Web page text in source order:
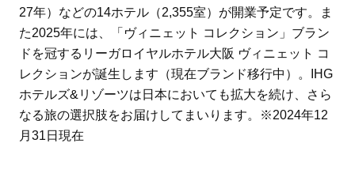
27年）などの14ホテル（2,355室）が開業予定です。ま
た2025年には、「ヴィニェット コレクション」ブラン
ドを冠するリーガロイヤルホテル大阪 ヴィニェット コ
レクションが誕生します（現在ブランド移行中）。IHG
ホテルズ&リゾーツは日本においても拡大を続け、さら
なる旅の選択肢をお届けしてまいります。※2024年12
月31日現在